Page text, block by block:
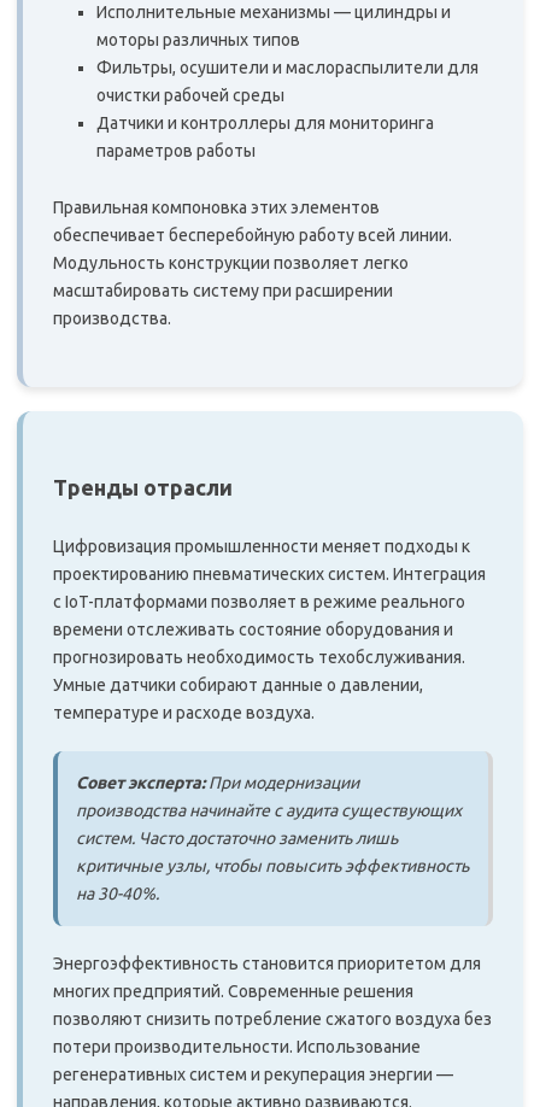
Исполнительные механизмы — цилиндры и
моторы различных типов
Фильтры, осушители и маслораспылители для
очистки рабочей среды
Датчики и контроллеры для мониторинга
параметров работы
Правильная компоновка этих элементов
обеспечивает бесперебойную работу всей линии.
Модульность конструкции позволяет легко
масштабировать систему при расширении
производства.
Тренды отрасли
Цифровизация промышленности меняет подходы к
проектированию пневматических систем. Интеграция
с IoT-платформами позволяет в режиме реального
времени отслеживать состояние оборудования и
прогнозировать необходимость техобслуживания.
Умные датчики собирают данные о давлении,
температуре и расходе воздуха.
Совет эксперта:При модернизации
производства начинайте с аудита существующих
систем. Часто достаточно заменить лишь
критичные узлы, чтобы повысить эффективность
на 30-40%.
Энергоэффективность становится приоритетом для
многих предприятий. Современные решения
позволяют снизить потребление сжатого воздуха без
потери производительности. Использование
регенеративных систем и рекуперация энергии —
направления, которые активно развиваются.